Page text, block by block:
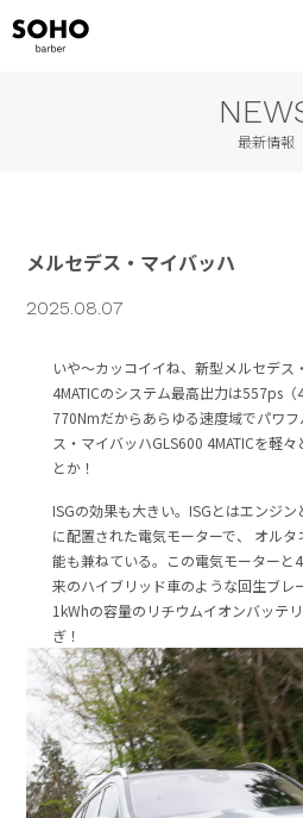
最新情報
メルセデス・マイバッハ
2025.08.07
いや〜カッコイイね、新型メルセデス
4MATICのシステム最高出力は557ps
770Nmだからあらゆる速度域でパワ
ス・マイバッハGLS600 4MATICを軽
とか！
ISGの効果も大きい。ISGとはエンジ
に配置された電気モーターで、 オル
能も兼ねている。この電気モーターと
来のハイブリッド車のような回生ブレ
1kWhの容量のリチウムイオンバッテ
ぎ！